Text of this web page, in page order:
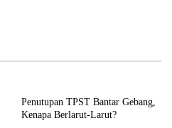
Penutupan TPST Bantar Gebang,
Kenapa Berlarut-Larut?